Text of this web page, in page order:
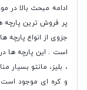
ادامه مبحث بالا در
پر فروش ترین پارچه
جزوی از انواع پارچه
است . این پارچه ها
، بلیز، مانتو بسیار
و کره ای موجود است